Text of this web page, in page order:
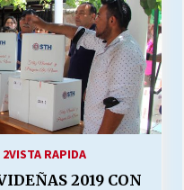
VISTA RAPIDA
2019 CON